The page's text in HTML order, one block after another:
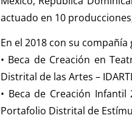
actuado en 10
En el 2018 con su compañía
• Beca de Creación en
Distrital de las Artes –
• Beca de Creación
Portafolio Distrital de